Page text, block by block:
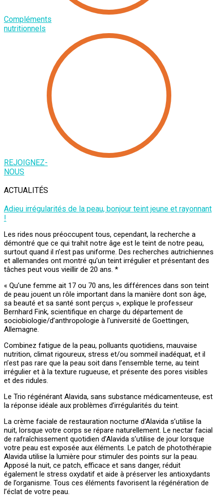
Compléments
nutritionnels
REJOIGNEZ-
NOUS
ACTUALITÉS
Adieu irrégularités de la peau, bonjour teint jeune et rayonnant
!
Les rides nous préoccupent tous, cependant, la recherche a
démontré que ce qui trahit notre âge est le teint de notre peau,
surtout quand il n’est pas uniforme. Des recherches autrichiennes
et allemandes ont montré qu’un teint irrégulier et présentant des
tâches peut vous vieillir de 20 ans. *
« Qu’une femme ait 17 ou 70 ans, les différences dans son teint
de peau jouent un rôle important dans la manière dont son âge,
sa beauté et sa santé sont perçus », explique le professeur
Bernhard Fink, scientifique en charge du département de
sociobiologie/d’anthropologie à l’université de Goettingen,
Allemagne.
Combinez fatigue de la peau, polluants quotidiens, mauvaise
nutrition, climat rigoureux, stress et/ou sommeil inadéquat, et il
n’est pas rare que la peau soit dans l’ensemble terne, au teint
irrégulier et à la texture rugueuse, et présente des pores visibles
et des ridules.
Le Trio régénérant Alavida, sans substance médicamenteuse, est
la réponse idéale aux problèmes d’irrégularités du teint.
La crème faciale de restauration nocturne d’Alavida s’utilise la
nuit, lorsque votre corps se répare naturellement. Le nectar facial
de rafraîchissement quotidien d’Alavida s’utilise de jour lorsque
votre peau est exposée aux éléments. Le patch de photothérapie
Alavida utilise la lumière pour stimuler des points sur la peau.
Apposé la nuit, ce patch, efficace et sans danger, réduit
également le stress oxydatif et aide à préserver les antioxydants
de l’organisme. Tous ces éléments favorisent la régénération de
l’éclat de votre peau.